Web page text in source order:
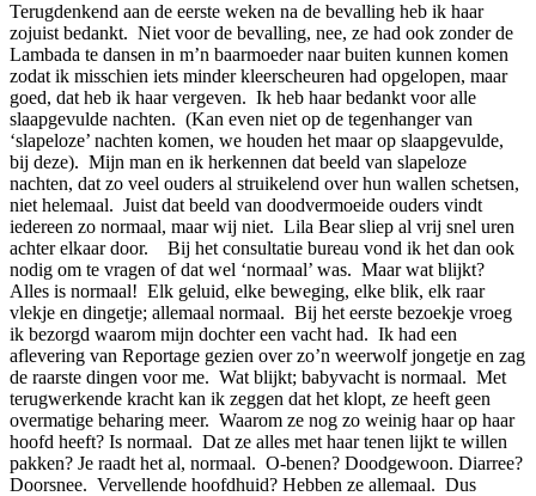
Terugdenkend aan de eerste weken na de bevalling heb ik haar
zojuist bedankt. Niet voor de bevalling, nee, ze had ook zonder de
Lambada te dansen in m’n baarmoeder naar buiten kunnen komen
zodat ik misschien iets minder kleerscheuren had opgelopen, maar
goed, dat heb ik haar vergeven. Ik heb haar bedankt voor alle
slaapgevulde nachten. (Kan even niet op de tegenhanger van
‘slapeloze’ nachten komen, we houden het maar op slaapgevulde,
bij deze). Mijn man en ik herkennen dat beeld van slapeloze
nachten, dat zo veel ouders al struikelend over hun wallen schetsen,
niet helemaal. Juist dat beeld van doodvermoeide ouders vindt
iedereen zo normaal, maar wij niet. Lila Bear sliep al vrij snel uren
achter elkaar door. Bij het consultatie bureau vond ik het dan ook
nodig om te vragen of dat wel ‘normaal’ was. Maar wat blijkt?
Alles is normaal! Elk geluid, elke beweging, elke blik, elk raar
vlekje en dingetje; allemaal normaal. Bij het eerste bezoekje vroeg
ik bezorgd waarom mijn dochter een vacht had. Ik had een
aflevering van Reportage gezien over zo’n weerwolf jongetje en zag
de raarste dingen voor me. Wat blijkt; babyvacht is normaal. Met
terugwerkende kracht kan ik zeggen dat het klopt, ze heeft geen
overmatige beharing meer. Waarom ze nog zo weinig haar op haar
hoofd heeft? Is normaal. Dat ze alles met haar tenen lijkt te willen
pakken? Je raadt het al, normaal. O-benen? Doodgewoon. Diarree?
Doorsnee. Vervellende hoofdhuid? Hebben ze allemaal. Dus